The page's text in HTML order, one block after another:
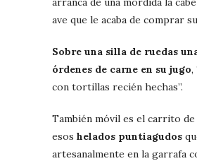
ave que le acaba de comprar
Sobre una silla de ruedas
órdenes de carne en su jugo,
con tortillas recién hechas”.
También móvil es el carrito de
esos helados puntiagudos
artesanalmente en la garrafa